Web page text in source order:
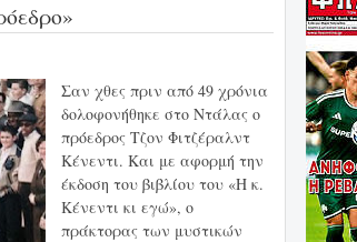
Σαν χθες πριν από 49 χρόνια
δολοφονήθηκε στο Ντάλας ο
πρόεδρος Τζον Φιτζέραλντ
Κένεντι. Και με αφορμή την
έκδοση του βιβλίου του «Η κ.
Κένεντι κι εγώ», ο
πράκτορας των μυστικών